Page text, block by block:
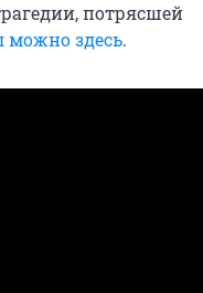
потрясшей
можно здесь.